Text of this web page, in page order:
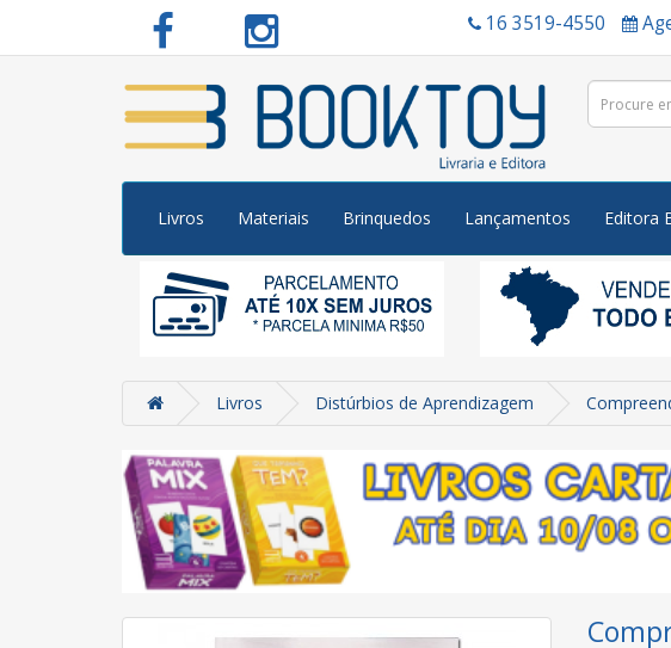
16 3519-4550
Livros Materiais Brinquedos Lançamentos Editora
Livros Distúrbios de Aprendizagem